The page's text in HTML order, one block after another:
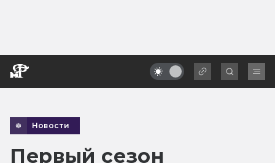
Новости
Первый сезон